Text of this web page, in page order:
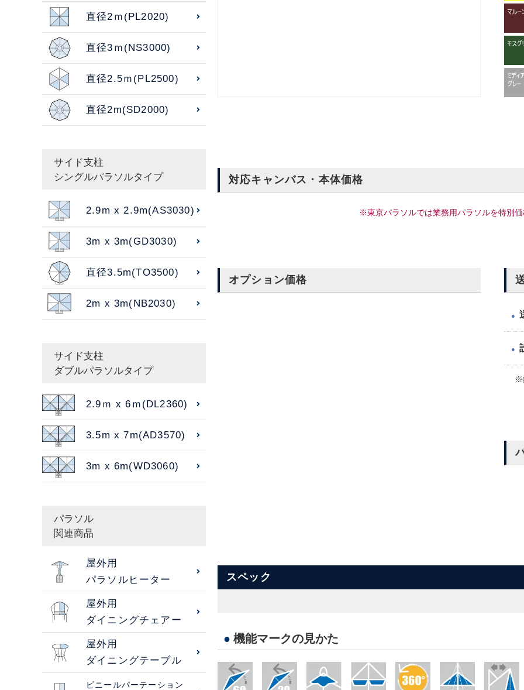
対応キャンバス・本体価格
※東京パラソルでは業務用パラソルを特別
オプション価格
●
●
※
スペック
● 機能マークの見かた
直径2ｍ(PL2020)
直径3ｍ(NS3000)
直径2.5ｍ(PL2500)
直径2m(SD2000)
サイド支柱
シングルパラソルタイプ
2.9m x 2.9m(AS3030)
3m x 3m(GD3030)
直径3.5m(TO3500)
2m x 3m(NB2030)
サイド支柱
ダブルパラソルタイプ
2.9ｍ x 6ｍ(DL2360)
3.5m x 7m(AD3570)
3m x 6m(WD3060)
パラソル
関連商品
屋外用
パラソルヒーター
屋外用
ダイニングチェアー
屋外用
ダイニングテーブル
ビニールパーテーション